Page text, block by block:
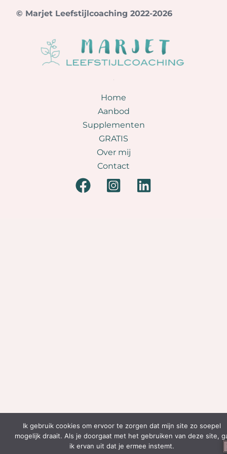
© Marjet Leefstijlcoaching 2022-2026
.
Home
Aanbod
Supplementen
GRATIS
Over mij
Contact
Ik gebruik cookies om ervoor te zorgen dat mijn site zo soepel
mogelijk draait. Als je doorgaat met het gebruiken van deze site,
ik ervan uit dat je ermee instemt.